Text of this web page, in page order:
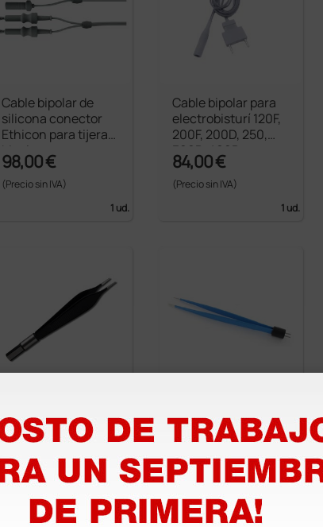
Cable bipolar de
silicona conector
Ethicon para tijeras
bipolares
98,00 €
(Precio sin IVA)
1 ud.
Cable bipolar para
electrobisturí 120F,
200F, 200D, 250,
300D, 400D -
Enchufe europeo
84,00 €
(Precio sin IVA)
1 ud.
stick" Adson - 12,1
cm - puntas 1 mm
138,00 €
1 ud.
Cushing - 15,9 cm -
Conexión tipo
EE.UU.
63,00 €